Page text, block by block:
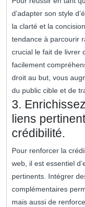
d’adapter son style
la clarté et la
tendance à parcourir
crucial le fait de livrer
facilement
droit au but, vous
du public cible et de
3.
liens
crédibilité.
Pour renforcer la
web, il est essentiel
pertinents. Intégrer
complémentaires
mais aussi de